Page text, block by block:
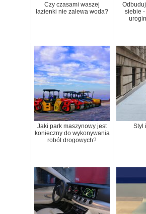
Czy czasami waszej
łazienki nie zalewa woda?
siebie
Jaki park maszynowy jest
konieczny do wykonywania
robót drogowych?
Styl